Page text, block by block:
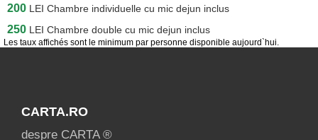
Les taux affichés sont le minimum par personne disponible aujourd`hui.
200 LEI Chambre individuelle cu mic dejun inclus
250 LEI Chambre double cu mic dejun inclus
CARTA.RO
despre CARTA ®